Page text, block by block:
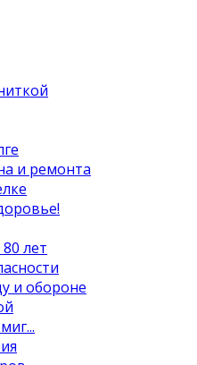
и ремонта
лет
и обороне